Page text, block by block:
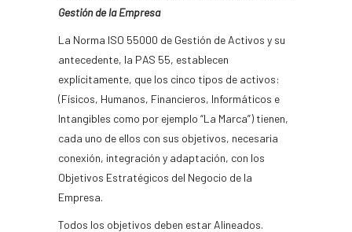
Gestión de la Empresa
La Norma ISO 55000 de Gestión de Activos y su
antecedente, la PAS 55, establecen
explícitamente, que los cinco tipos de activos:
(Físicos, Humanos, Financieros, Informáticos e
Intangibles como por ejemplo “La Marca”) tienen,
cada uno de ellos con sus objetivos, necesaria
conexión, integración y adaptación, con los
Objetivos Estratégicos del Negocio de la
Empresa.
Todos los objetivos deben estar Alineados.